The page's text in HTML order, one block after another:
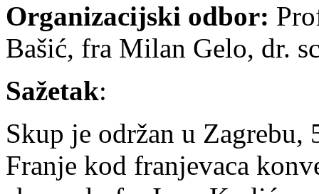
Organizacijski odbor:
Bašić, fra Milan Gelo, dr.
Sažetak:
Skup je održan u
Franje kod franjevaca